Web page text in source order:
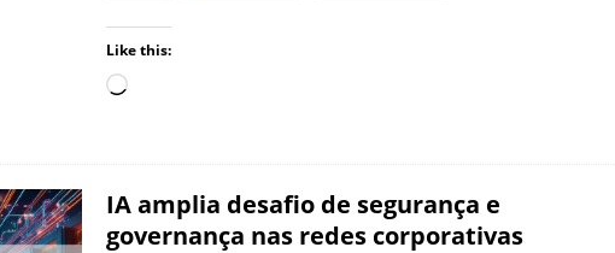
Like this:
IA amplia desafio de segurança e
governança nas redes corporativas